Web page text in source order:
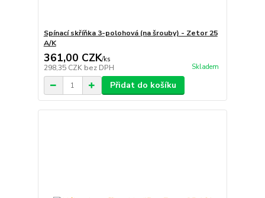
Spínací skříňka 3-polohová (na šrouby) - Zetor 25
A/K
361,00 CZK/ks
298,35 CZK bez DPH Skladem
Přidat do košíku